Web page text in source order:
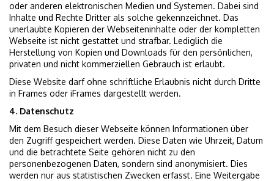
oder anderen elektronischen Medien und Systemen. Dabei sind
Inhalte und Rechte Dritter als solche gekennzeichnet. Das
unerlaubte Kopieren der Webseiteninhalte oder der kompletten
Webseite ist nicht gestattet und strafbar. Lediglich die
Herstellung von Kopien und Downloads für den persönlichen,
privaten und nicht kommerziellen Gebrauch ist erlaubt.
Diese Website darf ohne schriftliche Erlaubnis nicht durch Dritte
in Frames oder iFrames dargestellt werden.
4. Datenschutz
Mit dem Besuch dieser Webseite können Informationen über
den Zugriff gespeichert werden. Diese Daten wie Uhrzeit, Datum
und die betrachtete Seite gehören nicht zu den
personenbezogenen Daten, sondern sind anonymisiert. Dies
werden nur aus statistischen Zwecken erfasst. Eine Weitergabe